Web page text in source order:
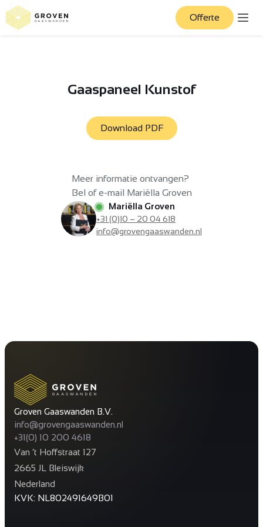
Offerte
Gaaspaneel Kunstof
Download PDF
Meer informatie ontvangen?
Bel of e-mail Mariëlla Groven
Mariëlla Groven
+31 (0)10 – 20 04 618
info@grovengaaswanden.nl
Groven Gaaswanden B.V.
info@grovengaaswanden.nl
+31(0) 10 200 4618
Van ’t Hoffstraat 127
2665 JL Bleiswijk
Nederland
KVK: NL802491649B01